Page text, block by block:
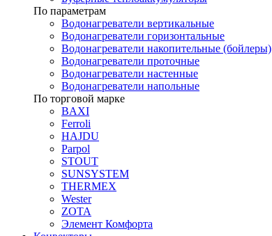
По параметрам
Водонагреватели вертикальные
Водонагреватели горизонтальные
Водонагреватели накопительные (бойлеры)
Водонагреватели проточные
Водонагреватели настенные
Водонагреватели напольные
По торговой марке
BAXI
Ferroli
HAJDU
Parpol
STOUT
SUNSYSTEM
THERMEX
Wester
ZOTA
Элемент Комфорта